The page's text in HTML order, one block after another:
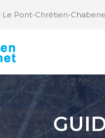
Pont-Chrétien-